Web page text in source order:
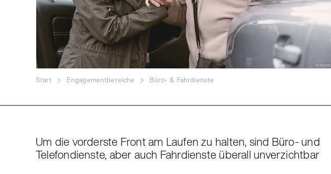
© istock
Start Engagementbereiche Büro- & Fahrdienste
Um die vorderste Front am Laufen zu halten, sind Büro- und
Telefondienste, aber auch Fahrdienste überall unverzichtbar